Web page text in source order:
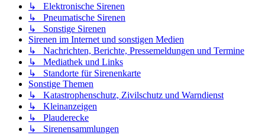
↳ Elektronische Sirenen
↳ Pneumatische Sirenen
↳ Sonstige Sirenen
Sirenen im Internet und sonstigen Medien
↳ Nachrichten, Berichte, Pressemeldungen und Termine
↳ Mediathek und Links
↳ Standorte für Sirenenkarte
Sonstige Themen
↳ Katastrophenschutz, Zivilschutz und Warndienst
↳ Kleinanzeigen
↳ Plauderecke
↳ Sirenensammlungen